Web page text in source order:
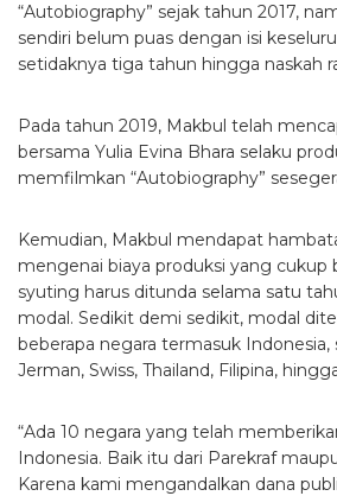
“Autobiography” sejak tahun 2017,
sendiri belum puas dengan isi
setidaknya tiga tahun hingga naskah
Pada tahun 2019, Makbul telah
bersama Yulia Evina Bhara selaku
memfilmkan “Autobiography”
Kemudian, Makbul mendapat
mengenai biaya produksi yang cukup
syuting harus ditunda selama satu
modal. Sedikit demi sedikit, modal
beberapa negara termasuk Indonesia,
Jerman, Swiss, Thailand, Filipina,
“Ada 10 negara yang telah
Indonesia. Baik itu dari Parekraf
Karena kami mengandalkan dana